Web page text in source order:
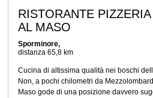
RISTORANTE PIZZERIA
AL MASO
Sporminore,
distanza 65,8 km
Cucina di altissima qualità nei boschi
Non, a pochi chilometri da
Maso gode di una posizione davvero